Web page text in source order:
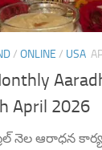
/ ONLINE / USA
April 2026
నెల ఆరాధన